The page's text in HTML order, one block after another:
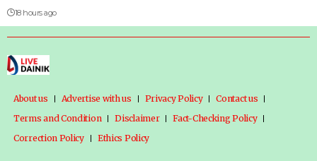
18 hours ago
About us Advertise with us Privacy Policy
Contact us
Terms and Condition
Disclaimer
Fact-Checking Policy
Correction Policy
Ethics Policy